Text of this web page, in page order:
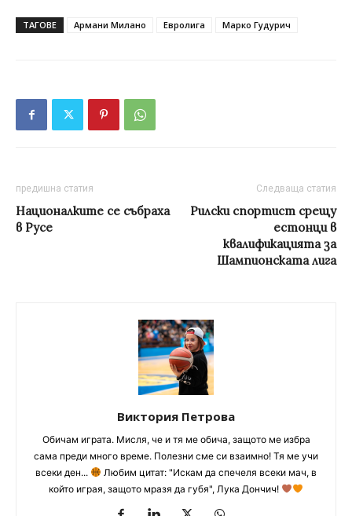
ТАГОВЕ Армани Милано Евролига Марко Гудурич
предишна статия
Националките се събраха
в Русе
Следваща статия
Рилски спортист срещу
естонци в
квалификацията за
Шампионската лига
Виктория Петрова
Обичам играта. Мисля, че и тя ме обича, защото ме избра
сама преди много време. Полезни сме си взаимно! Тя ме учи
всеки ден...
Любим цитат: "Искам да спечеля всеки мач, в
който играя, защото мразя да губя", Лука Дончич!